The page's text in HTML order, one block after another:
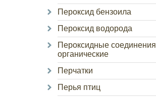
Пероксид бензоила
Пероксид водорода
Пероксидные соединения
органические
Перчатки
Перья птиц